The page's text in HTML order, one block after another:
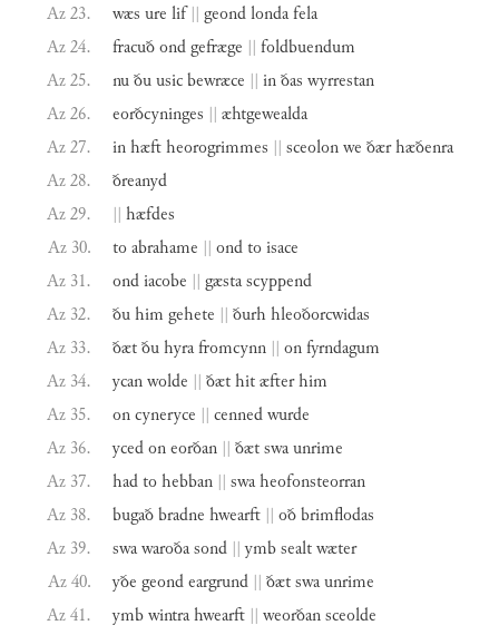
Az 23.
wæs ure lif || geondlondafela
Az 24.
fracuðondgefræge || foldbuendum
Az 25.
nuðuusicbewræce || inðas wyrrestan
Az 26.
eorðcyninges || æhtgewealda
Az 27.
inhæftheorogrimmes || sceolonwe ðærhæðenra
Az 28.
ðreanyd
Az 29.
|| hæfdes
Az 30.
toabrahame || ondtoisace
Az 31.
ondiacobe || gæstascyppend
Az 32.
ðuhim gehete || ðurh hleoðorcwidas
Az 33.
ðætðuhyrafromcynn || onfyrndagum
Az 34.
ycanwolde || ðæthitæfterhim
Az 35.
oncyneryce || cennedwurde
Az 36.
ycedoneorðan || ðætswaunrime
Az 37.
hadtohebban || swaheofonsteorran
Az 38.
bugaðbradne hwearft || oðbrimflodas
Az 39.
swawaroðasond || ymbsealtwæter
Az 40.
yðe geondeargrund || ðætswaunrime
Az 41.
ymbwintrahwearft || weorðansceolde